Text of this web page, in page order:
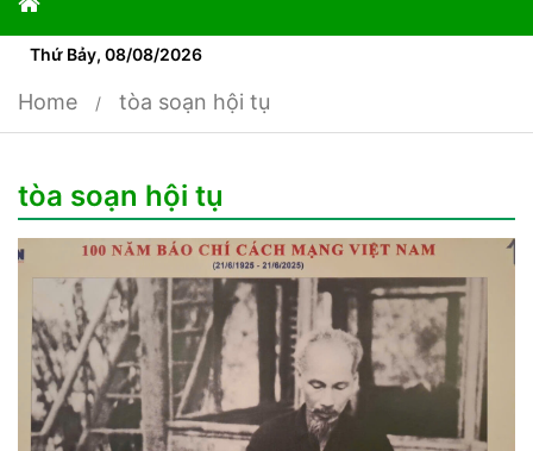
Thứ Bảy, 08/08/2026
Home tòa soạn hội tụ
tòa soạn hội tụ